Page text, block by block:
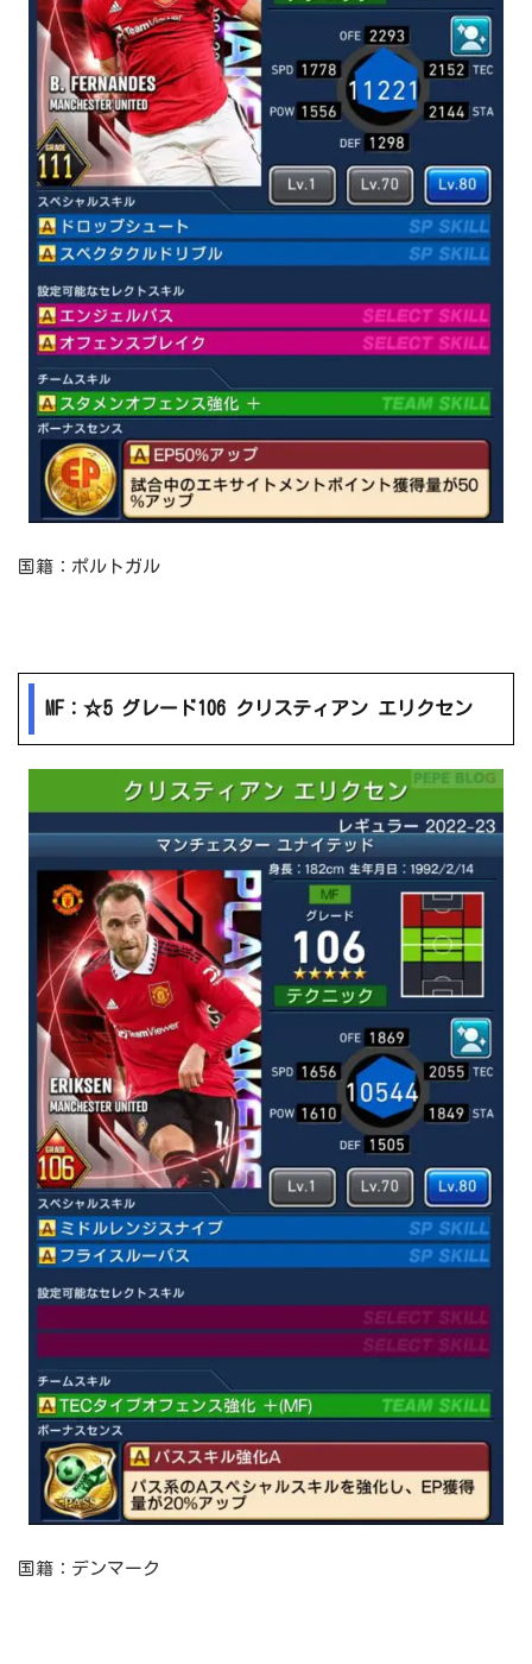
国籍：ポルトガル
MF：☆5 グレード106 クリスティアン エリクセン
国籍：デンマーク